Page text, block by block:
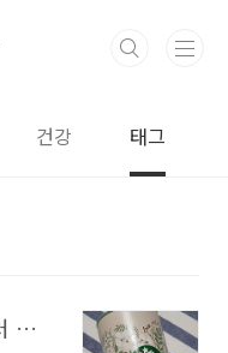
건강 태그
2021 스타벅스 밸런타인 텀블러 출시